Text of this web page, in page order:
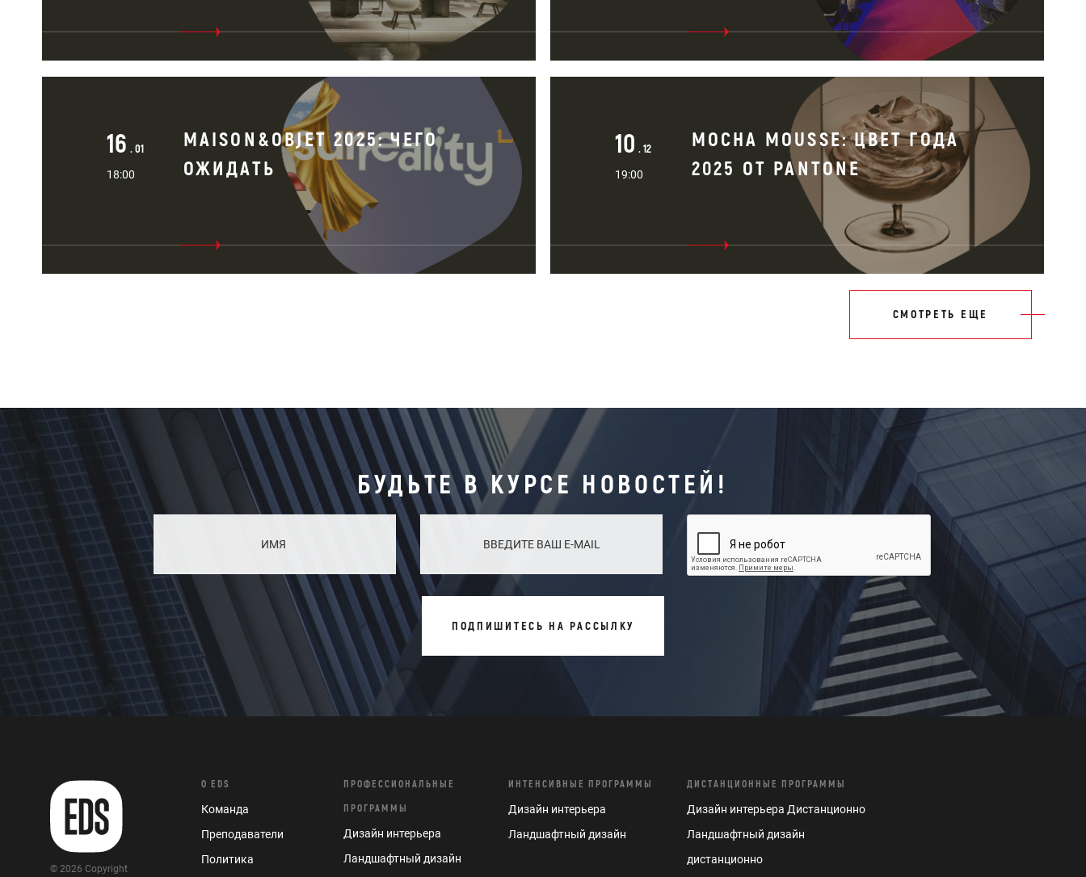
16 . 01
18:00
MAISON&OBJET 2025: ЧЕГО
ОЖИДАТЬ
10 . 12
19:00
MOCHA MOUSSE: ЦВЕТ ГОДА
2025 ОТ PANTONE
СМОТРЕТЬ ЕЩЕ
БУДЬТЕ В КУРСЕ НОВОСТЕЙ!
ПОДПИШИТЕСЬ НА РАССЫЛКУ
© 2026 Copyright
О EDS
Команда
Преподаватели
Политика
ПРОФЕССИОНАЛЬНЫЕ
ПРОГРАММЫ
Дизайн интерьера
Ландшафтный дизайн
ИНТЕНСИВНЫЕ ПРОГРАММЫ
Дизайн интерьера
Ландшафтный дизайн
ДИСТАНЦИОННЫЕ ПРОГРАММЫ
Дизайн интерьера Дистанционно
Ландшафтный дизайн
дистанционно